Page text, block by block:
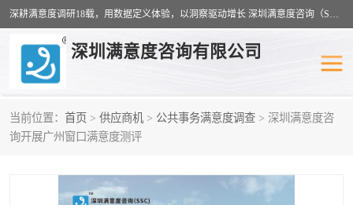
深耕满意度调研18载，用数据定义体验，以洞察驱动增长 深圳满意度咨询（SSC）：十八年专注，丈量每一份体验。
深圳满意度咨询有限公司
当前位置： 首页 > 供应商机 > 公共事务满意度调查 > 深圳满意度咨
询开展广州窗口满意度测评
物业满意度调查
客户满意度调查 医疗服务业满意度